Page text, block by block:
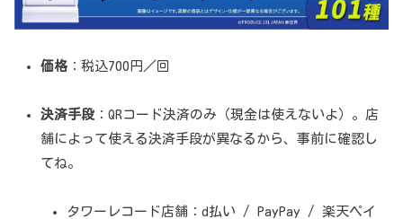
価格 ：税込700円／回
決済手段 ：QRコード決済のみ（現金は使えないよ）。店
舗によって使える決済手段が異なるから、事前に確認し
てね。
タワーレコード店舗：d払い / PayPay / 楽天ペイ